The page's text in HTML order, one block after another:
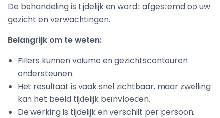
De behandeling is tijdelijk en wordt afgestemd op uw
gezicht en verwachtingen.
Belangrijk om te weten:
Fillers kunnen volume en gezichtscontouren
ondersteunen.
Het resultaat is vaak snel zichtbaar, maar zwelling
kan het beeld tijdelijk beïnvloeden.
De werking is tijdelijk en verschilt per persoon.